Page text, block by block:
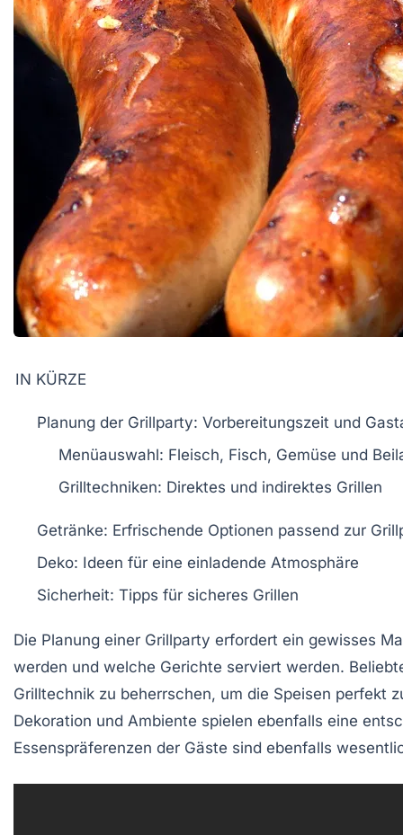
IN KÜRZE
Planung der Grillparty: Vorbereitungszeit und
Menüauswahl: Fleisch, Fisch, Gemüse und
Grilltechniken: Direktes und indirektes Grillen
Getränke: Erfrischende Optionen passend zur
Deko: Ideen für eine einladende Atmosphäre
Sicherheit: Tipps für sicheres Grillen
Die Planung einer Grillparty erfordert ein gewisses
werden und welche Gerichte serviert werden.
Grilltechnik zu beherrschen, um die Speisen perfekt
Dekoration und Ambiente spielen ebenfalls eine
Essenspräferenzen der Gäste sind ebenfalls